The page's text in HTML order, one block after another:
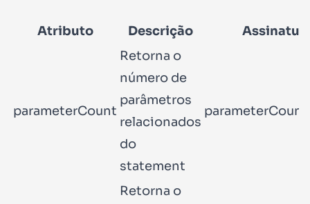
Atributo Descrição
parameterCount
Retorna o
número de
parâmetros
relacionados
do
statement
Retorna o